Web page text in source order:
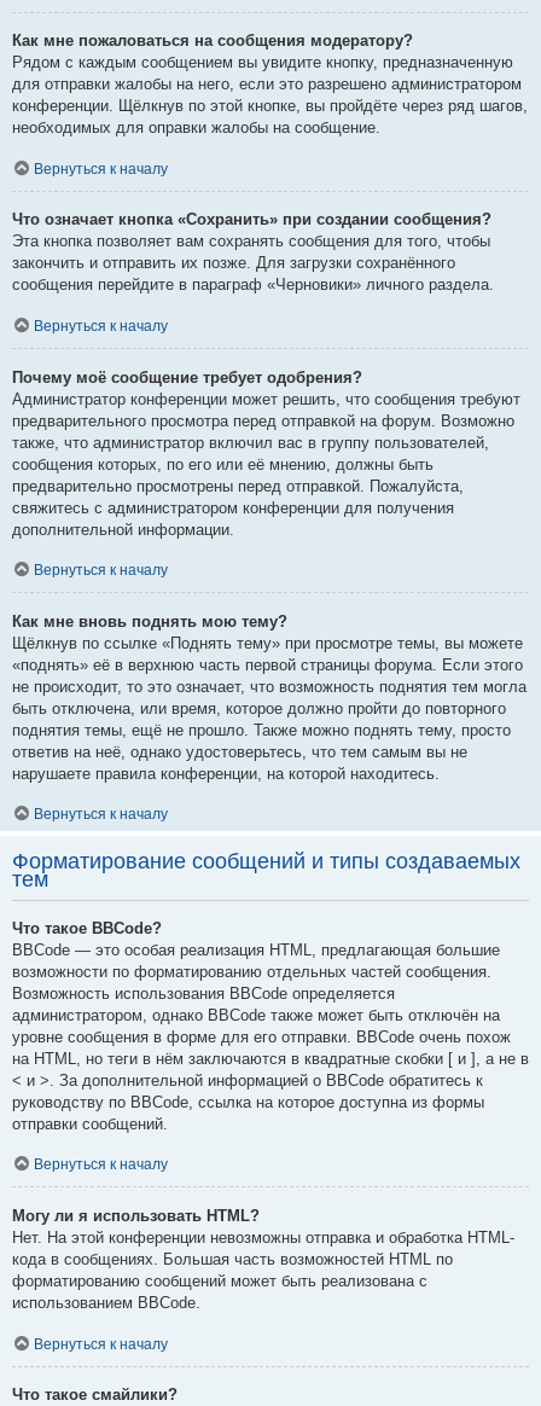
Как мне пожаловаться на сообщения модератору?
Рядом с каждым сообщением вы увидите кнопку, предназначенную
для отправки жалобы на него, если это разрешено администратором
конференции. Щёлкнув по этой кнопке, вы пройдёте через ряд шагов,
необходимых для оправки жалобы на сообщение.
Вернуться к началу
Что означает кнопка «Сохранить» при создании сообщения?
Эта кнопка позволяет вам сохранять сообщения для того, чтобы
закончить и отправить их позже. Для загрузки сохранённого
сообщения перейдите в параграф «Черновики» личного раздела.
Вернуться к началу
Почему моё сообщение требует одобрения?
Администратор конференции может решить, что сообщения требуют
предварительного просмотра перед отправкой на форум. Возможно
также, что администратор включил вас в группу пользователей,
сообщения которых, по его или её мнению, должны быть
предварительно просмотрены перед отправкой. Пожалуйста,
свяжитесь с администратором конференции для получения
дополнительной информации.
Вернуться к началу
Как мне вновь поднять мою тему?
Щёлкнув по ссылке «Поднять тему» при просмотре темы, вы можете
«поднять» её в верхнюю часть первой страницы форума. Если этого
не происходит, то это означает, что возможность поднятия тем могла
быть отключена, или время, которое должно пройти до повторного
поднятия темы, ещё не прошло. Также можно поднять тему, просто
ответив на неё, однако удостоверьтесь, что тем самым вы не
нарушаете правила конференции, на которой находитесь.
Вернуться к началу
Форматирование сообщений и типы создаваемых
тем
Что такое BBCode?
BBCode — это особая реализация HTML, предлагающая большие
возможности по форматированию отдельных частей сообщения.
Возможность использования BBCode определяется
администратором, однако BBCode также может быть отключён на
уровне сообщения в форме для его отправки. BBCode очень похож
на HTML, но теги в нём заключаются в квадратные скобки [ и ], а не в
< и >. За дополнительной информацией о BBCode обратитесь к
руководству по BBCode, ссылка на которое доступна из формы
отправки сообщений.
Вернуться к началу
Могу ли я использовать HTML?
Нет. На этой конференции невозможны отправка и обработка HTML-
кода в сообщениях. Большая часть возможностей HTML по
форматированию сообщений может быть реализована с
использованием BBCode.
Вернуться к началу
Что такое смайлики?